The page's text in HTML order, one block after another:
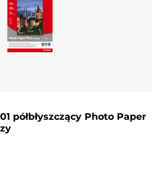
półbłyszczący Photo Paper